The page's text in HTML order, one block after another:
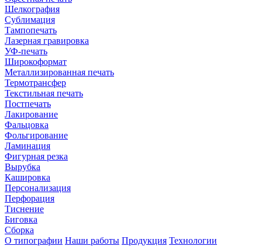
Шелкография
Сублимация
Тампопечать
Лазерная гравировка
УФ-печать
Широкоформат
Металлизированная печать
Термотрансфер
Текстильная печать
Постпечать
Лакирование
Фальцовка
Фольгирование
Ламинация
Фигурная резка
Вырубка
Кашировка
Персонализация
Перфорация
Тиснение
Биговка
Сборка
О типографии Наши работы Продукция Технологии